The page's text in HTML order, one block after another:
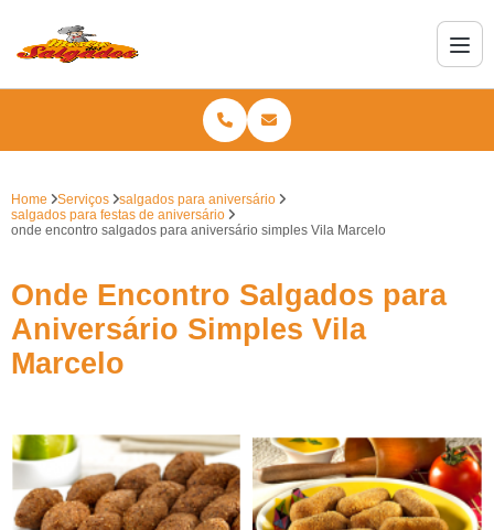
Home Serviços
salgados para aniversário
salgados para festas de aniversário
onde encontro salgados para aniversário simples Vila Marcelo
Onde Encontro Salgados para
Aniversário Simples Vila
Marcelo